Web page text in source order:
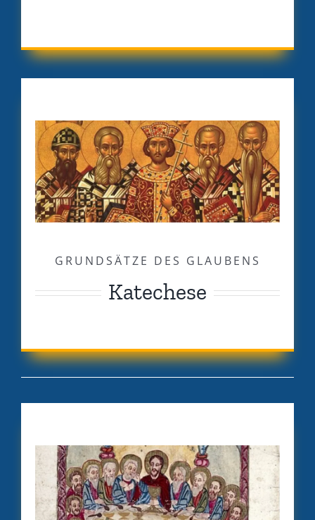
GRUNDSÄTZE DES GLAUBENS
Katechese